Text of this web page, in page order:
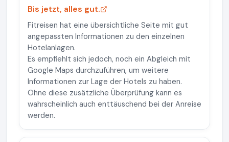
Bis jetzt, alles gut.
Fitreisen hat eine übersichtliche Seite mit gut
angepassten Informationen zu den einzelnen
Hotelanlagen.
Es empfiehlt sich jedoch, noch ein Abgleich mit
Google Maps durchzuführen, um weitere
Informationen zur Lage der Hotels zu haben.
Ohne diese zusätzliche Überprüfung kann es
wahrscheinlich auch enttäuschend bei der Anreise
werden.